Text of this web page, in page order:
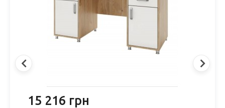
15 216 грн